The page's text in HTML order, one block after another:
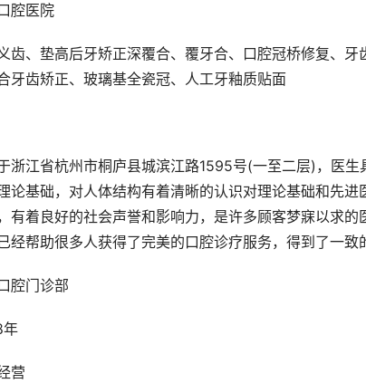
腔医院
齿、垫高后牙矫正深覆合、覆牙合、口腔冠桥修复、
牙齿矫正、玻璃基全瓷冠、人工牙釉质贴面
浙江省杭州市桐庐县城滨江路1595号(一至二层)，医
论基础，对人体结构有着清晰的认识对理论基础和先
有着良好的社会声誉和影响力，是许多顾客梦寐以求
经帮助很多人获得了完美的口腔诊疗服务，得到了一致
腔门诊部
年
营